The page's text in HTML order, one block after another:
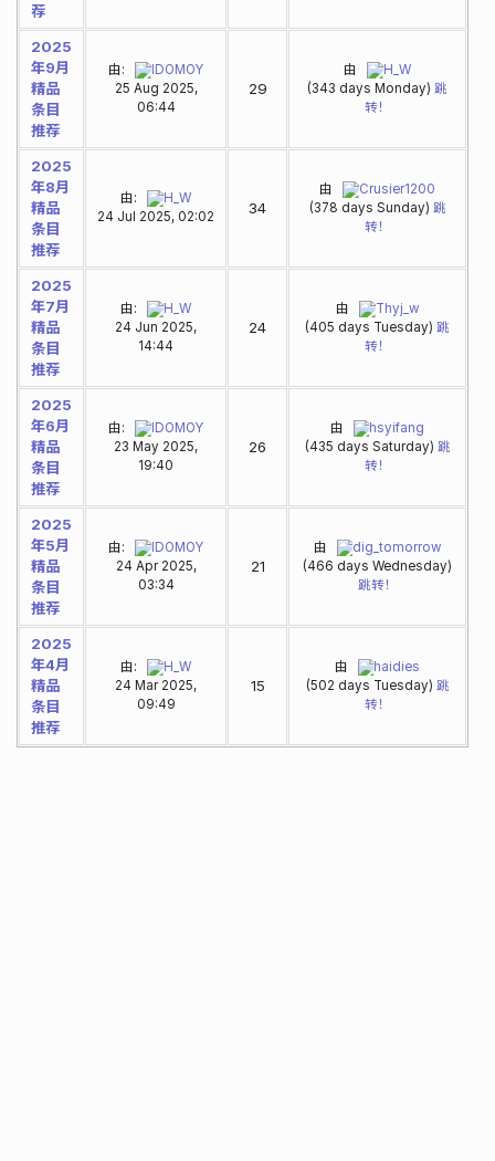
荐
2025
年9月
精品
条目
推荐
由:
IDOMOY
25 Aug 2025,
06:44
29
由
H_W
(343 days Monday) 跳
转！
2025
年8月
精品
条目
推荐
由:
H_W
24 Jul 2025, 02:02
34
由
Crusier1200
(378 days Sunday) 跳
转！
2025
年7月
精品
条目
推荐
由:
H_W
24 Jun 2025,
14:44
24
由
Thyj_w
(405 days Tuesday) 跳
转！
2025
年6月
精品
条目
推荐
由:
IDOMOY
23 May 2025,
19:40
26
由
hsyifang
(435 days Saturday) 跳
转！
2025
年5月
精品
条目
推荐
由:
IDOMOY
24 Apr 2025,
03:34
21
由
dig_tomorrow
(466 days Wednesday)
跳转！
2025
年4月
精品
条目
推荐
由:
H_W
24 Mar 2025,
09:49
15
由
haidies
(502 days Tuesday) 跳
转！